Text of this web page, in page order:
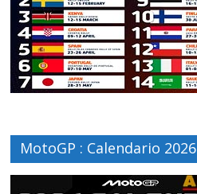
MotoGP : Calendario 2026